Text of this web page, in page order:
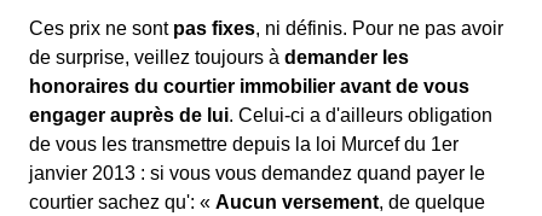
Ces prix ne sont pas fixes, ni définis. Pour ne pas avoir
de surprise, veillez toujours à demander les
honoraires du courtier immobilier avant de vous
engager auprès de lui. Celui-ci a d'ailleurs obligation
de vous les transmettre depuis la loi Murcef du 1er
janvier 2013 : si vous vous demandez quand payer le
courtier sachez qu': « Aucun versement, de quelque